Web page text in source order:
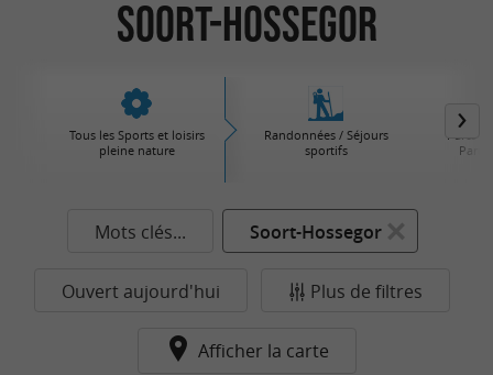
Soort-Hossegor
Tous les Sports et loisirs
pleine nature
Randonnées / Séjours
sportifs
Parcs
Mots clés... Soort-Hossegor
Ouvert aujourd'hui Plus de filtres
Afficher la carte